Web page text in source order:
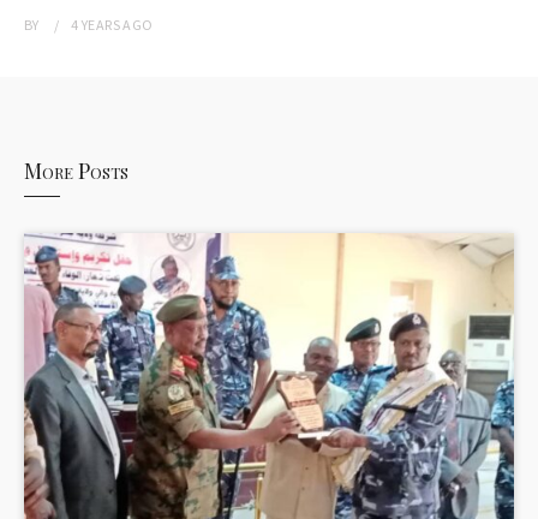
BY 4 YEARSAGO
More Posts